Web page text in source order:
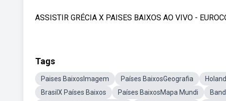
ASSISTIR GRÉCIA X PAISES BAIXOS AO VIVO -
Tags
Paises BaixosImagem Países BaixosGeografia
BrasilX Países Baixos
Países BaixosMapa Mundi